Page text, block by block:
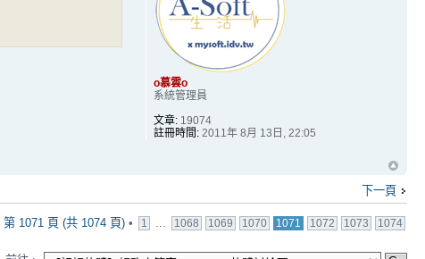
o慕雲o
系統管理員
文章:19074
註冊時間:2011年 8月 13日, 22:05
下一頁
第 1071 頁 (共 1074 頁) • 1 1068 1069 1070 1071 1072 1073 1074